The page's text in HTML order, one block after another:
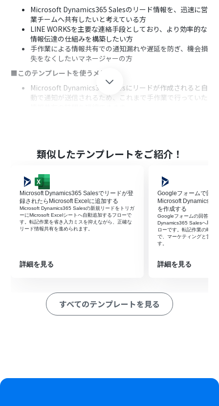
Microsoft Dynamics365 Salesのリード情報を、迅速に営
業チームへ共有したいと考えている方
LINE WORKSを主要な連絡手段としており、より効率的な
情報伝達の仕組みを構築したい方
手作業による情報共有での通知漏れや遅延を防ぎ、機会損
失をなくしたいマネージャーの方
■このテンプレートを使うメリット
Microsoft Dynamics365 Salesにリードが作成されると自
動で通知が送信されるため、これまで手作業で行っていた
■フローボットの流れ
をYoomと連携します。
次に、トリガーでMicrosoft Dynamics365 Salesを選択
し、「リードが作成されたら」というアクションを設定し
ます。
最後に、オペレーションでLINE WORKSの「LINE WORKS
に通知する」アクションを設定し、トリガーで取得したリ
ード情報を含んだメッセージを送信するように設定しま
※「トリガー」：フロー起動のきっかけとなるアクション、「オ
ペレーション」：トリガー起動後、フロー内で処理を行うアク
■このワークフローのカスタムポイント
LINE WORKSへの通知メッセージに含めるMicrosoft
Dynamics365 Salesのリード情報は、会社名や担当者
類似したテンプレートをご紹介！
Microsoft Dynamics365 Salesでリードが登
録されたらMicrosoft Excelに追加する
Microsoft Dynamics365 Salesの新規リードをトリガ
ーにMicrosoft Excelシートへ自動追加するフローで
す。転記作業を省き入力ミスを抑えながら、正確な
リード情報共有を進められます。
詳細を見る
Googleフォームで回
Microsoft
を作成する
Googleフォームの回答を
Dynamics365 Salesへ取引
ローです。転記作業の時間
で、マーケティングと営業
す。
詳細を見る
すべてのテンプレートを見る